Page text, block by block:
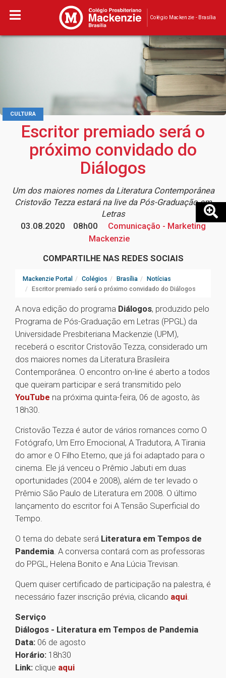
Colégio Mackenzie - Brasília
CULTURA
Escritor premiado será o
próximo convidado do
Diálogos
Um dos maiores nomes da Literatura Contemporânea
Cristovão Tezza estará na live da Pós-Graduação em
Letras
03.08.2020
08h00
Comunicação - Marketing
Mackenzie
COMPARTILHE NAS REDES SOCIAIS
Mackenzie Portal Colégios Brasília
Notícias
Escritor premiado será o próximo convidado do Diálogos
A nova edição do programa Diálogos, produzido pelo
Programa de Pós-Graduação em Letras (PPGL) da
Universidade Presbiteriana Mackenzie (UPM),
receberá o escritor Cristovão Tezza, considerado um
dos maiores nomes da Literatura Brasileira
Contemporânea. O encontro on-line é aberto a todos
que queiram participar e será transmitido pelo
YouTube na próxima quinta-feira, 06 de agosto, às
18h30.
Cristovão Tezza é autor de vários romances como O
Fotógrafo, Um Erro Emocional, A Tradutora, A Tirania
do amor e O Filho Eterno, que já foi adaptado para o
cinema. Ele já venceu o Prêmio Jabuti em duas
oportunidades (2004 e 2008), além de ter levado o
Prêmio São Paulo de Literatura em 2008. O último
lançamento do escritor foi A Tensão Superficial do
Tempo.
O tema do debate será Literatura em Tempos de
Pandemia. A conversa contará com as professoras
do PPGL, Helena Bonito e Ana Lúcia Trevisan.
Quem quiser certificado de participação na palestra, é
necessário fazer inscrição prévia, clicando aqui.
Serviço
Diálogos - Literatura em Tempos de Pandemia
Data: 06 de agosto
Horário: 18h30
Link: clique aqui